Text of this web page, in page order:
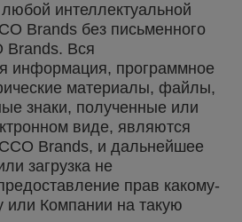
интеллектуальной
Brands без письменного
Brands. Вся
информация, программное
материалы, файлы,
знаки, полученные или
виде, являются
Brands, и дальнейшее
загрузка не
прав какому-
или Компании на такую